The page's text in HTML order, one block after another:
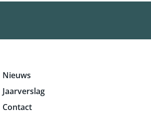
Nieuws
Jaarverslag
Contact